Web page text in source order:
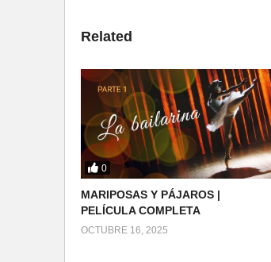
Related
0
MARIPOSAS Y PÁJAROS |
PELÍCULA COMPLETA
OCTUBRE 16, 2025